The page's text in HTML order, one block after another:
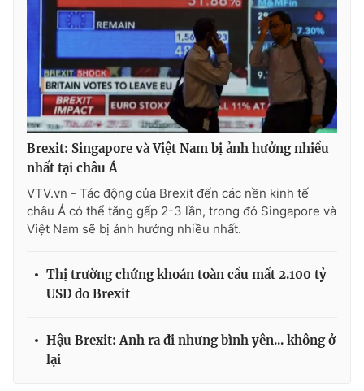
Ðiện thoại Thời báo VTV:024.66 897 897
toasoan@vtv.vn
Liên hệ quảng cáo:024-7300.7108
® Cấm sao chép dưới mọi hình thức nếu không có sự chấp
thuận bằng văn bản. Ghi rõ nguồn VTV.vn khi phát hành lại
Brexit: Singapore và Việt Nam bị ảnh hưởng nhiều
nhất tại châu Á
VTV.vn - Tác động của Brexit đến các nền kinh tế
châu Á có thể tăng gấp 2-3 lần, trong đó Singapore và
Việt Nam sẽ bị ảnh hưởng nhiều nhất.
Thị trường chứng khoán toàn cầu mất 2.100 tỷ
USD do Brexit
Hậu Brexit: Anh ra đi nhưng bình yên... không ở
lại